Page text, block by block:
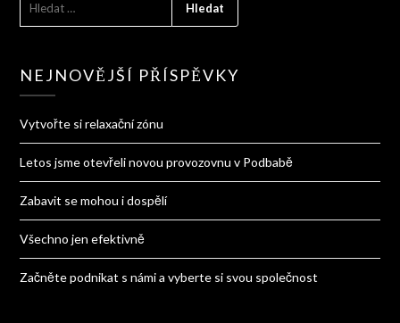
NEJNOVĚJŠÍ PŘÍSPĚVKY
Vytvořte si relaxační zónu
Letos jsme otevřeli novou provozovnu v Podbabě
Zabavit se mohou i dospělí
Všechno jen efektivně
Začněte podnikat s námi a vyberte si svou společnost